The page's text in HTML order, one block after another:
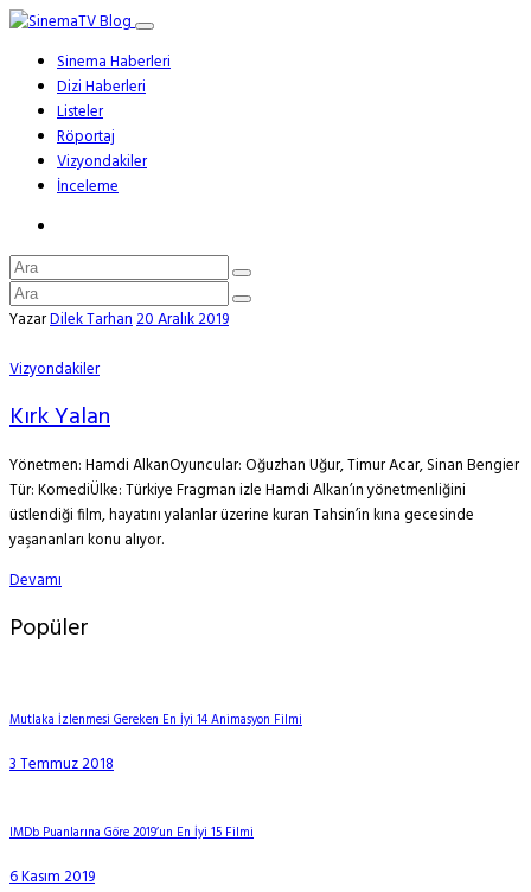
Sinema Haberleri
Dizi Haberleri
Listeler
Röportaj
Vizyondakiler
İnceleme
YazarDilek Tarhan20 Aralık 2019
Vizyondakiler
Kırk Yalan
Yönetmen: Hamdi AlkanOyuncular: Oğuzhan Uğur, Timur Acar, Sinan Bengier
Tür: KomediÜlke: Türkiye Fragman izle Hamdi Alkan’ın yönetmenliğini
üstlendiği film, hayatını yalanlar üzerine kuran Tahsin’in kına gecesinde
yaşananları konu alıyor.
Devamı
Popüler
Mutlaka İzlenmesi Gereken En İyi 14 Animasyon Filmi
3 Temmuz 2018
IMDb Puanlarına Göre 2019’un En İyi 15 Filmi
6 Kasım 2019